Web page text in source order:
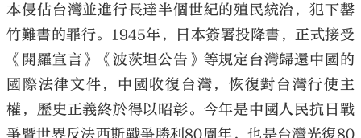
本侵佔台灣並進行長達半個世紀的殖民統治，犯下罄
竹難書的罪行。1945年，日本簽署投降書，正式接受
《開羅宣言》《波茨坦公告》等規定台灣歸還中國的
國際法律文件，中國收復台灣，恢復對台灣行使主
權，歷史正義終於得以昭彰。今年是中國人民抗日戰
爭暨世界反法西斯戰爭勝利80周年，也是台灣光復80